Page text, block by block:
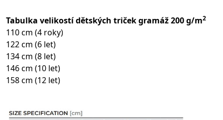
Tabulka velikostí dětských triček gramáž 200 g/m2
110 cm (4 roky)
122 cm (6 let)
134 cm (8 let)
146 cm (10 let)
158 cm (12 let)